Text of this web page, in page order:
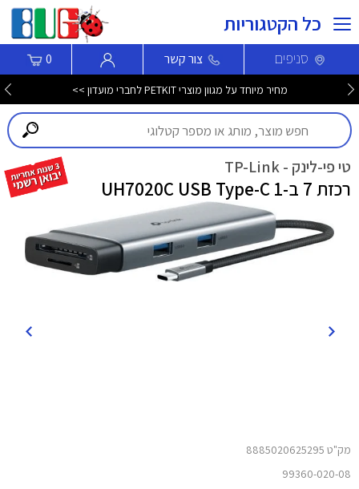
כל הקטגוריות
סניפים צור קשר 0
מחיר מיוחד על מגוון מוצרי PETKIT לחברי מועדון >>
טי פי-לינק - TP-Link
רכזת 7 ב-1 UH7020C USB Type-C
מק"ט 8885020625295
99360-020-08